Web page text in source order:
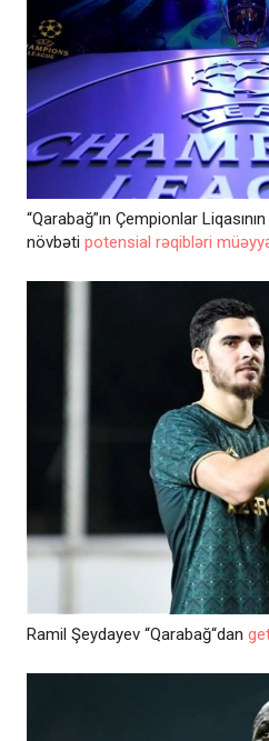
“Qarabağ”ın Çempionlar
növbəti potensial rəqibləri
Ramil Şeydayev “Qarabağ“dan